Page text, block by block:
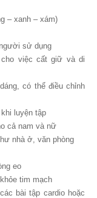
– xanh – xám)
sử dụng
việc cất giữ và di
có thể điều chỉnh
luyện tập
cả nam và nữ
nhà ở, văn phòng
eo
tim mạch
bài tập cardio hoặc